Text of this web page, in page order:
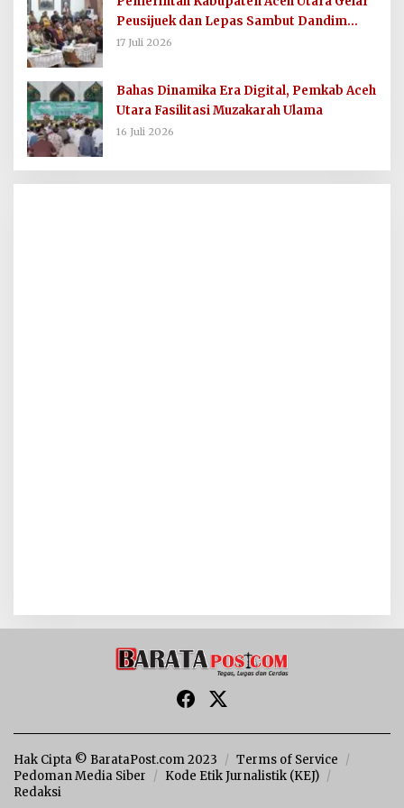
Peusijuek dan Lepas Sambut Dandim
0103/AUT
17 Juli 2026
Bahas Dinamika Era Digital, Pemkab Aceh
Utara Fasilitasi Muzakarah Ulama
16 Juli 2026
Hak Cipta © BarataPost.com 2023
Terms of Service
Pedoman Media Siber
Kode Etik Jurnalistik (KEJ)
Redaksi